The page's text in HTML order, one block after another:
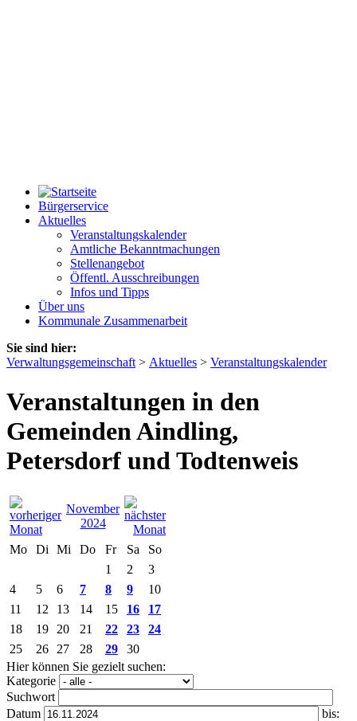
Bürgerservice
Aktuelles
Veranstaltungskalender
Amtliche Bekanntmachungen
Stellenangebot
Öffentl. Ausschreibungen
Infos und Tipps
Über uns
Kommunale Zusammenarbeit
Sie sind hier:
Verwaltungsgemeinschaft > Aktuelles > Veranstaltungskalender
Veranstaltungen in den
Gemeinden Aindling,
Petersdorf und Todtenweis
November
2024
Mo
Di Mi Do Fr Sa
So
1
2
3
4
5 6 7 8 9
10
11
12 13 14 15 16
17
18
19 20 21 22 23
24
25
26 27 28 29
30
Hier können Sie gezielt suchen:
Kategorie
Suchwort
Datum
bis: